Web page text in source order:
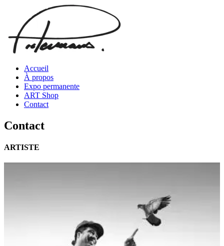
Accueil
À propos
Expo permanente
ART Shop
Contact
Contact
ARTISTE